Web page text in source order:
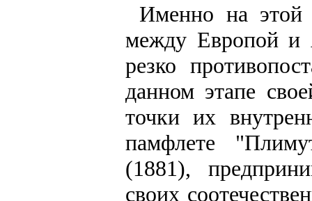
Именно на этой
между Европой и
резко
данном этапе
точки их
памфлете
(1881),
своих